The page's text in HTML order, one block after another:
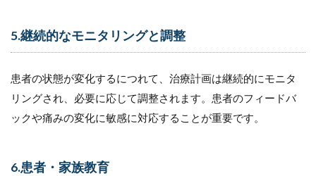
5.継続的なモニタリングと調整
患者の状態が変化するにつれて、治療計画は継続的にモニタ
リングされ、必要に応じて調整されます。患者のフィードバ
ックや痛みの変化に敏感に対応することが重要です。
6.患者・家族教育